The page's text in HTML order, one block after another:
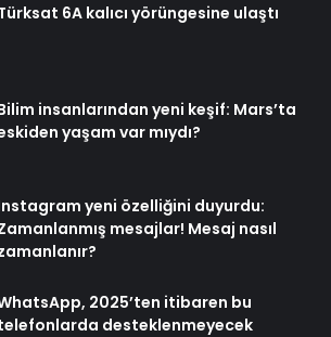
6A kalıcı yörüngesine ulaştı
insanlarından yeni keşif: Mars’ta
yaşam var mıydı?
yeni özelliğini duyurdu:
mesajlar! Mesaj nasıl
2025’ten itibaren bu
desteklenmeyecek